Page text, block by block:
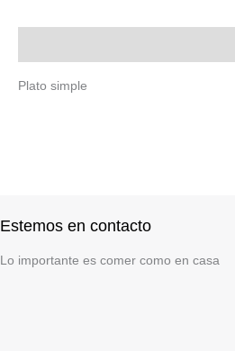
Plato simple
Estemos en contacto
Lo importante es comer como en casa